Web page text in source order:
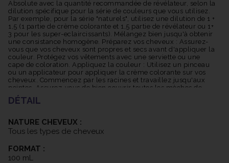
Absolute avec la quantité recommandée de révélateur, selon la
dilution spécifique pour la série de couleurs que vous utilisez.
Par exemple, pour la série "naturels", utilisez une dilution de 1 +
1,5 (1 partie de crème colorante et 1,5 partie de révélateur ou 1+
3 pour les super-eclaircissants). Mélangez bien jusqu'à obtenir
une consistance homogène. Préparez vos cheveux : Assurez-
vous que vos cheveux sont propres et secs avant d'appliquer la
couleur. Protégez vos vêtements avec une serviette ou une
cape de coloration. Appliquez la couleur : Utilisez un pinceau
ou un applicateur pour appliquer la crème colorante sur vos
cheveux. Commencez par les racines et travaillez jusqu'aux
pointes. Assurez-vous de bien couvrir toutes les mèches de
cheveux pour une couleur uniforme. Temps de pose : Suivez
les instructions spécifiques fournies avec la crème colorante
varier en fonction de la nuance choisie et de la texture de vos
cheveux. Pendant le temps de pause, vous pouvez utiliser une
serviette chaude pour envelopper vos cheveux, ce qui peut
abondamment : Une fois le temps de pause écoulé, rincez
abondamment vos cheveux à l'eau tiède jusqu'à ce que l'eau
DÉTAIL
NATURE CHEVEUX :
Tous les types de cheveux
FORMAT :
100 mL